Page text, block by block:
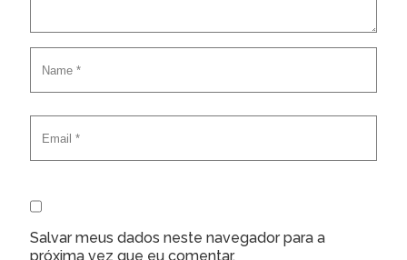
Salvar meus dados neste navegador para a
próxima vez que eu comentar.